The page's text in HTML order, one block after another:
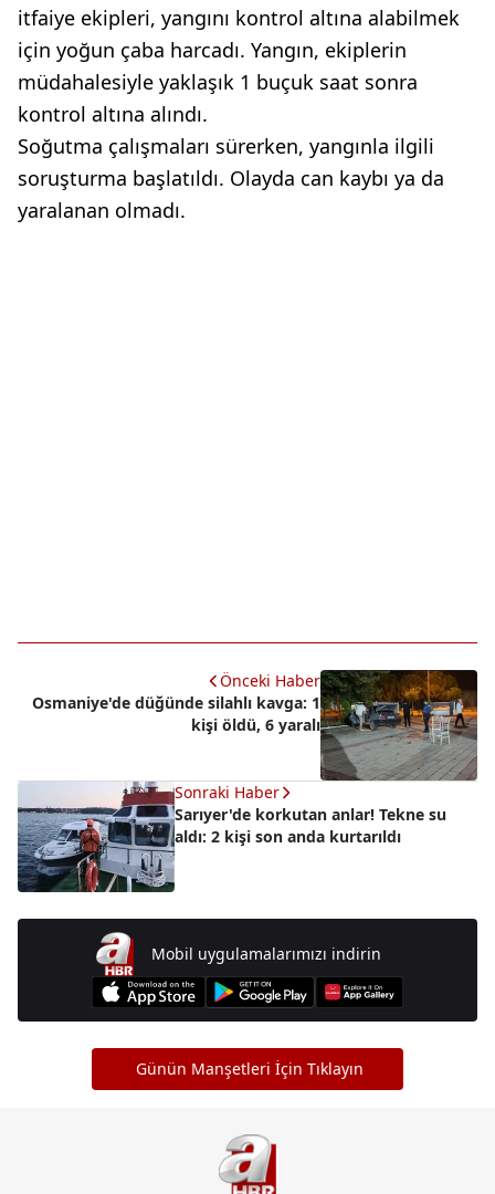
itfaiye ekipleri, yangını kontrol altına alabilmek
için yoğun çaba harcadı. Yangın, ekiplerin
müdahalesiyle yaklaşık 1 buçuk saat sonra
kontrol altına alındı.
Soğutma çalışmaları sürerken, yangınla ilgili
soruşturma başlatıldı. Olayda can kaybı ya da
yaralanan olmadı.
Önceki Haber
Osmaniye'de düğünde silahlı kavga: 1
kişi öldü, 6 yaralı
Sonraki Haber
Sarıyer'de korkutan anlar! Tekne su
aldı: 2 kişi son anda kurtarıldı
Mobil uygulamalarımızı indirin
Günün Manşetleri İçin Tıklayın